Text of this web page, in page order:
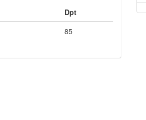
Dpt
85